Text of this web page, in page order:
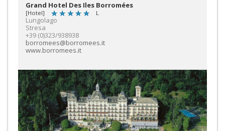
Grand Hotel Des Iles Borromées
[Hotel] L
Lungolago
Stresa
+39 (0)323/938938
borromees@borromees.it
www.borromees.it